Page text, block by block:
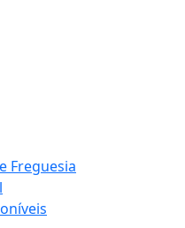
Freguesia